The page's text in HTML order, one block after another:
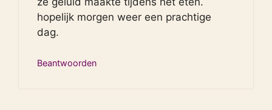
hopelijk morgen weer een prachtige
dag.
Beantwoorden